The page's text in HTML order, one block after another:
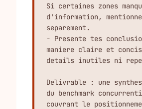
Si certaines zones
d'information,
separement.
- Presente tes
maniere claire et
details inutiles ni
Delivrable : une
du benchmark
couvrant le